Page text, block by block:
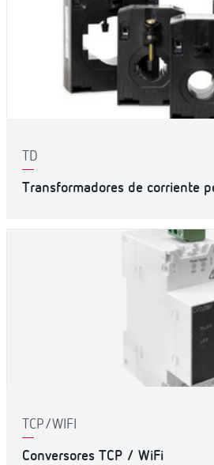
TD
Transformadores de corriente
TCP/WIFI
Conversores TCP / WiFi